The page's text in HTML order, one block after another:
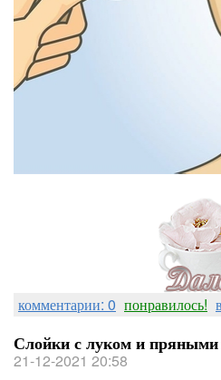
комментарии: 0 понравилось!
Слойки с луком и
21-12-2021 20:58